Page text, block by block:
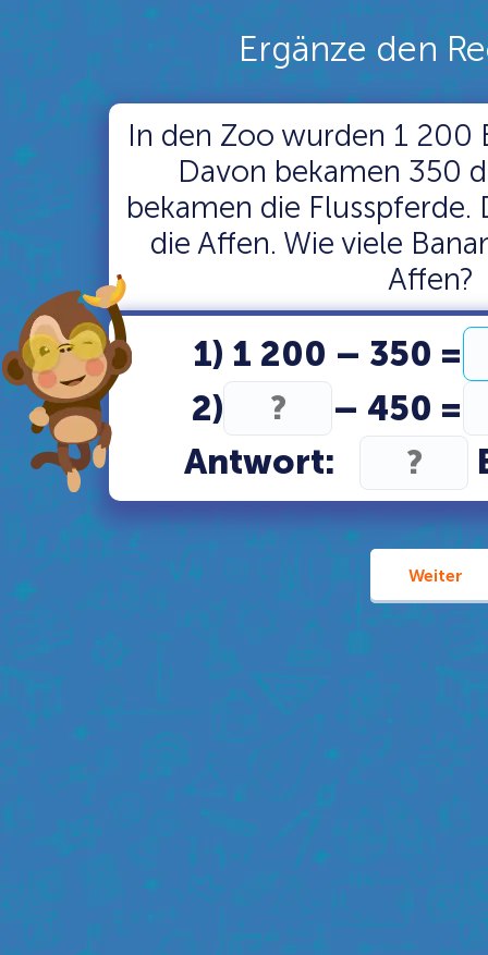
Ergänze den
In den Zoo wurden 1 200
Davon bekamen 350
bekamen die Flusspferde.
die Affen. Wie viele
Affen?
1) 1 200 – 350 =
2)
Antwort:
– 450 =